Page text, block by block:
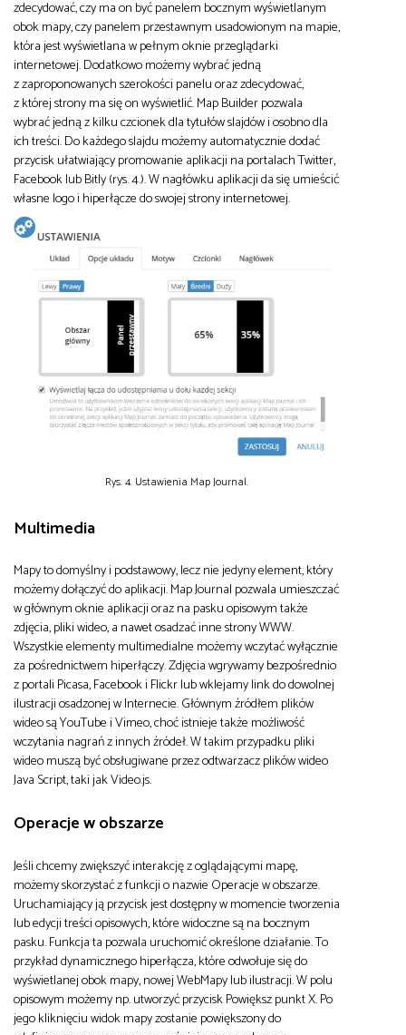
zdecydować, czy ma on być panelem bocznym wyświetlanym
obok mapy, czy panelem przestawnym usadowionym na mapie,
która jest wyświetlana w pełnym oknie przeglądarki
internetowej. Dodatkowo możemy wybrać jedną
z zaproponowanych szerokości panelu oraz zdecydować,
z której strony ma się on wyświetlić. Map Builder pozwala
wybrać jedną z kilku czcionek dla tytułów slajdów i osobno dla
ich treści. Do każdego slajdu możemy automatycznie dodać
przycisk ułatwiający promowanie aplikacji na portalach Twitter,
Facebook lub Bitly (rys. 4.). W nagłówku aplikacji da się umieścić
własne logo i hiperłącze do swojej strony internetowej.
Rys. 4. Ustawienia Map Journal.
Multimedia
Mapy to domyślny i podstawowy, lecz nie jedyny element, który
możemy dołączyć do aplikacji. Map Journal pozwala umieszczać
w głównym oknie aplikacji oraz na pasku opisowym także
zdjęcia, pliki wideo, a nawet osadzać inne strony WWW.
Wszystkie elementy multimedialne możemy wczytać wyłącznie
za pośrednictwem hiperłączy. Zdjęcia wgrywamy bezpośrednio
z portali Picasa, Facebook i Flickr lub wklejamy link do dowolnej
ilustracji osadzonej w Internecie. Głównym źródłem plików
wideo są YouTube i Vimeo, choć istnieje także możliwość
wczytania nagrań z innych źródeł. W takim przypadku pliki
wideo muszą być obsługiwane przez odtwarzacz plików wideo
Java Script, taki jak Video.js.
Operacje w obszarze
Jeśli chcemy zwiększyć interakcję z oglądającymi mapę,
możemy skorzystać z funkcji o nazwie Operacje w obszarze.
Uruchamiający ją przycisk jest dostępny w momencie tworzenia
lub edycji treści opisowych, które widoczne są na bocznym
pasku. Funkcja ta pozwala uruchomić określone działanie. To
przykład dynamicznego hiperłącza, które odwołuje się do
wyświetlanej obok mapy, nowej WebMapy lub ilustracji. W polu
opisowym możemy np. utworzyć przycisk Powiększ punkt X. Po
jego kliknięciu widok mapy zostanie powiększony do